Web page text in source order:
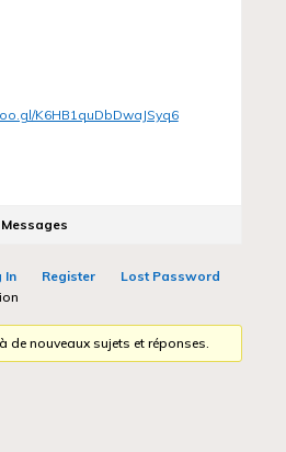
K6HB1quDbDwaJSyq6
Messages
In Register
Lost Password
de nouveaux sujets et réponses.